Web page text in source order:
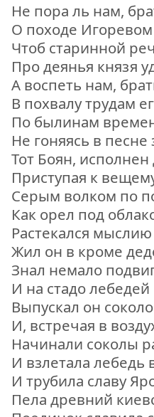
Не пора ль нам,
О походе Игоревом
Чтоб старинной
Про деянья князя
А воспеть нам,
В похвалу трудам
По былинам
Не гоняясь в песне
Тот Боян,
Приступая к
Серым волком по
Как орел под
Растекался
Жил он в кроме
Знал немало
И на стадо лебедей
Выпускал он
И, встречая в
Начинали соколы
И взлетала лебедь
И трубила славу
Пела древний